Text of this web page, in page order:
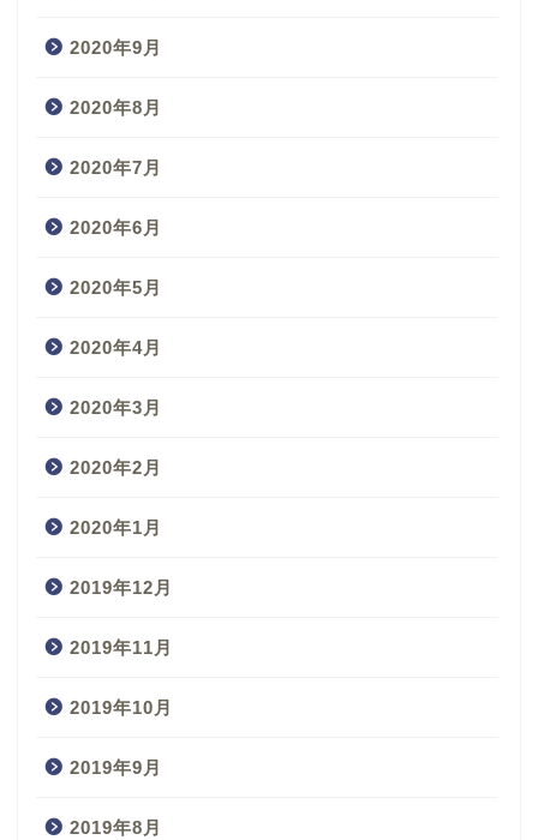
2020年9月
2020年8月
2020年7月
2020年6月
2020年5月
2020年4月
2020年3月
2020年2月
2020年1月
2019年12月
2019年11月
2019年10月
2019年9月
2019年8月